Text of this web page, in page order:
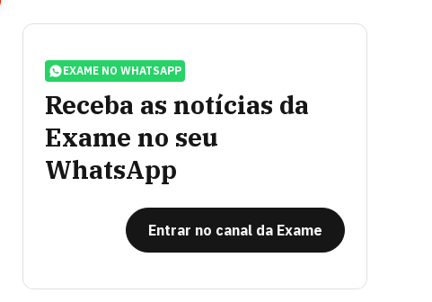
EXAME NO WHATSAPP
Receba as notícias da
Exame no seu
WhatsApp
Entrar no canal da Exame